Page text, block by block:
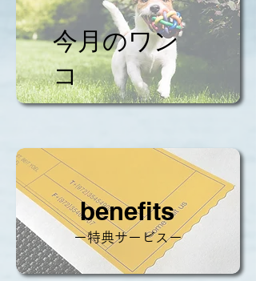
今月のワン
コ
​benefits
ー特典サービスー